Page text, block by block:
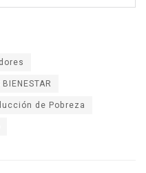
de Pobreza